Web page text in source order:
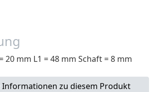
20 mm L1 = 48 mm Schaft = 8 mm
Informationen zu diesem Produkt